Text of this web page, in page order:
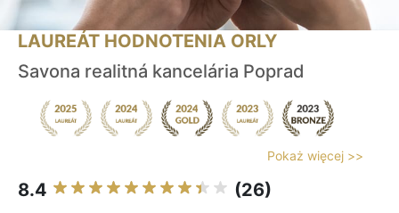
LAUREÁT HODNOTENIA ORLY
Savona realitná kancelária Poprad
Pokaż więcej >>
8.4 (26)